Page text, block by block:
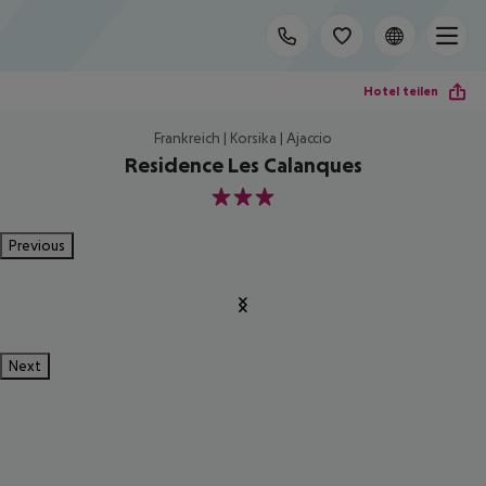
Hotel teilen
Frankreich | Korsika | Ajaccio
Residence Les Calanques
3
Previous
Next